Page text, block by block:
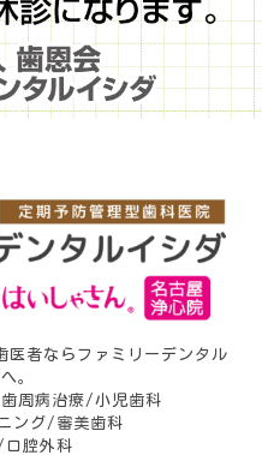
医者ならファミリーデンタル
。
周病治療/小児歯科
ング/審美歯科
口腔外科